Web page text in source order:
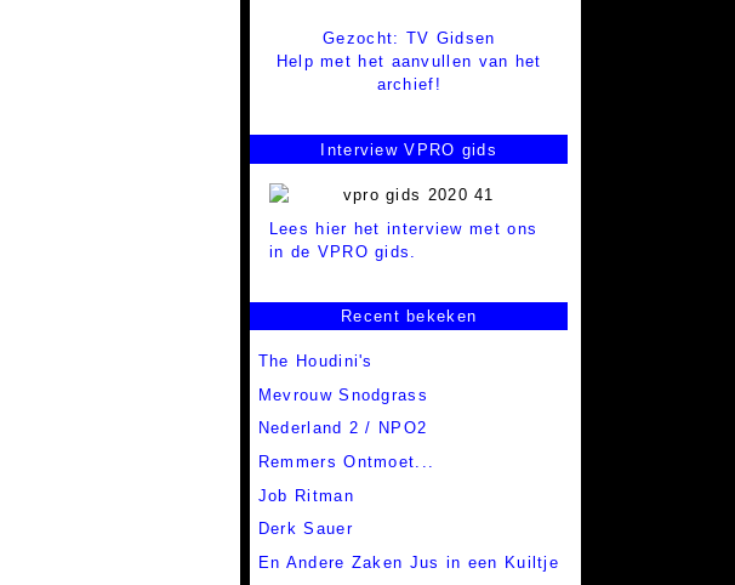
Gezocht: TV Gidsen
Help met het aanvullen van het
archief!
Interview VPRO gids
Lees hier het interview met ons
in de VPRO gids.
Recent bekeken
The Houdini's
Mevrouw Snodgrass
Nederland 2 / NPO2
Remmers Ontmoet...
Job Ritman
Derk Sauer
En Andere Zaken Jus in een Kuiltje